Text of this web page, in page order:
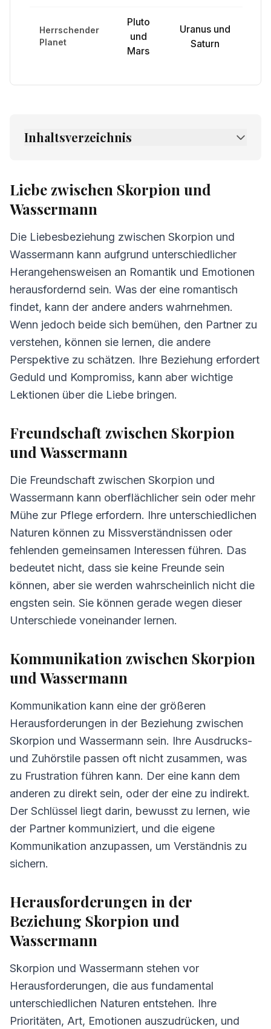
Herrschender
Planet
Pluto
und
Mars
Uranus und
Saturn
Inhaltsverzeichnis
Wassermann
3. Kommunikation zwischen Skorpion und
Wassermann
4. Herausforderungen in der Beziehung
Skorpion und Wassermann
5. Tipps für Skorpion und Wassermann
6.
Häufig gestellte Fragen zur Kompatibilität
Liebe zwischen Skorpion und
Wassermann
Die Liebesbeziehung zwischen Skorpion und
Wassermann kann aufgrund unterschiedlicher
Herangehensweisen an Romantik und Emotionen
herausfordernd sein. Was der eine romantisch
findet, kann der andere anders wahrnehmen.
Wenn jedoch beide sich bemühen, den Partner zu
verstehen, können sie lernen, die andere
Perspektive zu schätzen. Ihre Beziehung erfordert
Geduld und Kompromiss, kann aber wichtige
Lektionen über die Liebe bringen.
Freundschaft zwischen Skorpion
und Wassermann
Die Freundschaft zwischen Skorpion und
Wassermann kann oberflächlicher sein oder mehr
Mühe zur Pflege erfordern. Ihre unterschiedlichen
Naturen können zu Missverständnissen oder
fehlenden gemeinsamen Interessen führen. Das
bedeutet nicht, dass sie keine Freunde sein
können, aber sie werden wahrscheinlich nicht die
engsten sein. Sie können gerade wegen dieser
Unterschiede voneinander lernen.
Kommunikation zwischen Skorpion
und Wassermann
Kommunikation kann eine der größeren
Herausforderungen in der Beziehung zwischen
Skorpion und Wassermann sein. Ihre Ausdrucks-
und Zuhörstile passen oft nicht zusammen, was
zu Frustration führen kann. Der eine kann dem
anderen zu direkt sein, oder der eine zu indirekt.
Der Schlüssel liegt darin, bewusst zu lernen, wie
der Partner kommuniziert, und die eigene
Kommunikation anzupassen, um Verständnis zu
sichern.
Herausforderungen in der
Beziehung Skorpion und
Wassermann
Skorpion und Wassermann stehen vor
Herausforderungen, die aus fundamental
unterschiedlichen Naturen entstehen. Ihre
Prioritäten, Art, Emotionen auszudrücken, und